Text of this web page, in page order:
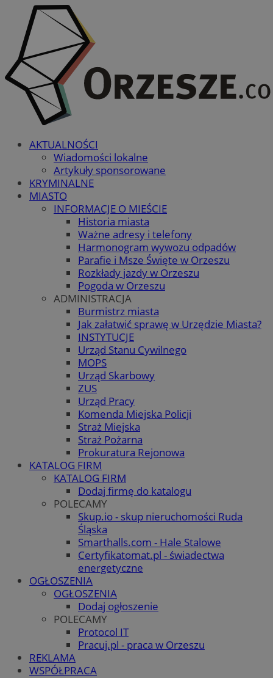
AKTUALNOŚCI
Wiadomości lokalne
Artykuły sponsorowane
KRYMINALNE
MIASTO
INFORMACJE O MIEŚCIE
Historia miasta
Ważne adresy i telefony
Harmonogram wywozu odpadów
Parafie i Msze Święte w Orzeszu
Rozkłady jazdy w Orzeszu
Pogoda w Orzeszu
ADMINISTRACJA
Burmistrz miasta
Jak załatwić sprawę w Urzędzie Miasta?
INSTYTUCJE
Urząd Stanu Cywilnego
MOPS
Urząd Skarbowy
ZUS
Urząd Pracy
Komenda Miejska Policji
Straż Miejska
Straż Pożarna
Prokuratura Rejonowa
KATALOG FIRM
KATALOG FIRM
Dodaj firmę do katalogu
POLECAMY
Skup.io - skup nieruchomości Ruda
Śląska
Smarthalls.com - Hale Stalowe
Certyfikatomat.pl - świadectwa
energetyczne
OGŁOSZENIA
OGŁOSZENIA
Dodaj ogłoszenie
POLECAMY
Protocol IT
Pracuj.pl - praca w Orzeszu
REKLAMA
WSPÓŁPRACA